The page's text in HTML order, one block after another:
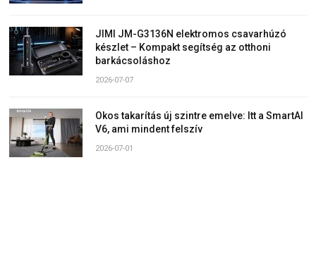
JIMI JM-G3136N elektromos csavarhúzó
készlet – Kompakt segítség az otthoni
barkácsoláshoz
2026-07-07
Okos takarítás új szintre emelve: Itt a SmartAI
V6, ami mindent felszív
2026-07-01